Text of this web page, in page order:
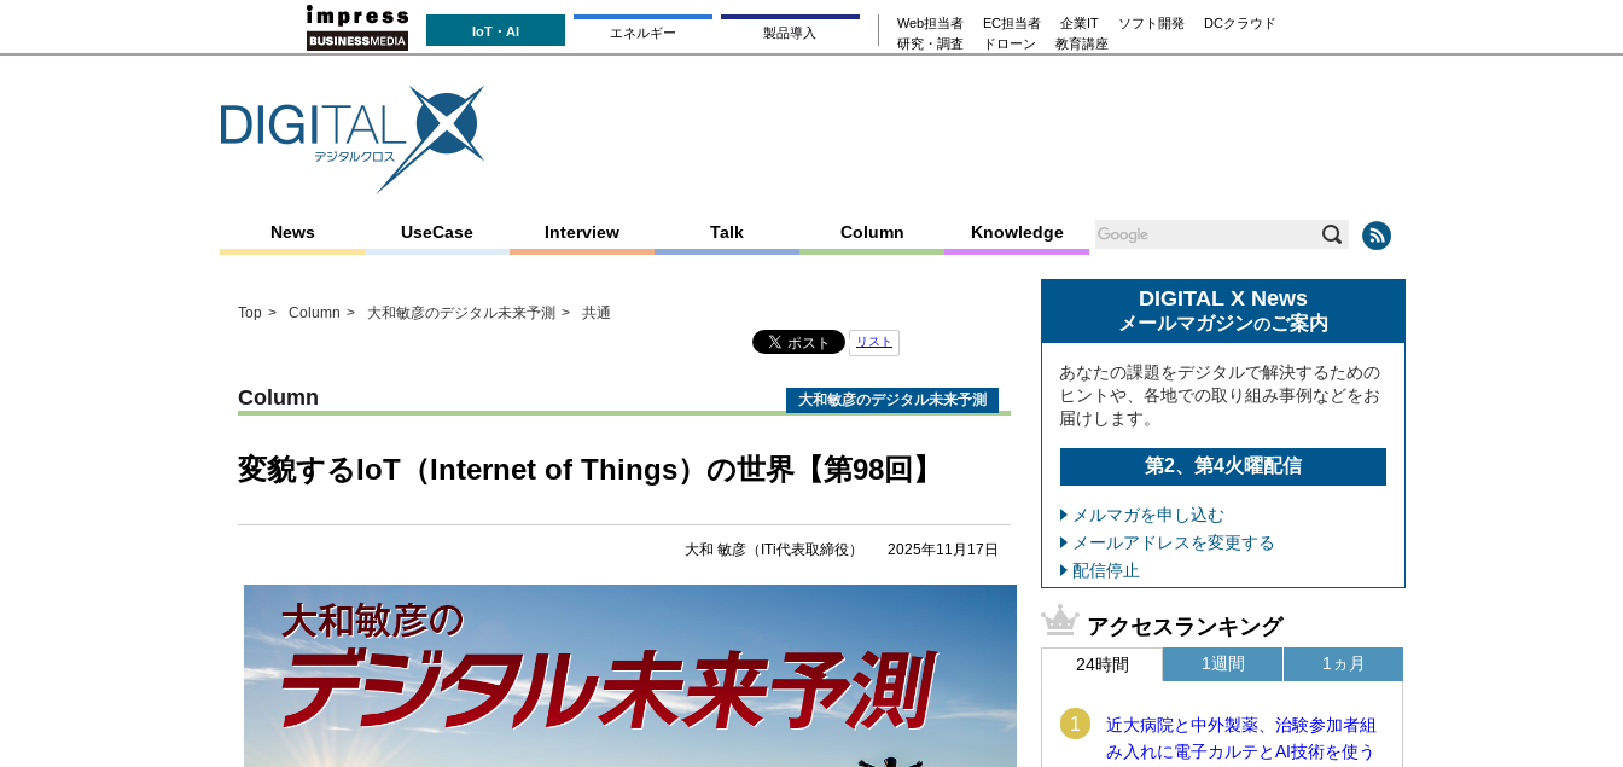
IoT・AI エネルギー 製品導入
Web担当者 EC担当者 企業IT ソフト開発
DCクラウド
研究・調査
ドローン 教育講座
News UseCase Interview Talk Column Knowledge
Top Column 大和敏彦のデジタル未来予測 共通
リスト
Column 大和敏彦のデジタル未来予測
変貌するIoT（Internet of Things）の世界【第98回】
大和 敏彦（ITi代表取締役） 2025年11月17日
DIGITAL X News
メールマガジンのご案内
あなたの課題をデジタルで解決するための
ヒントや、各地での取り組み事例などをお
届けします。
第2、第4火曜配信
メルマガを申し込む
メールアドレスを変更する
配信停止
アクセスランキング
24時間
1
近大病院と中外製薬、治験参加者組
み入れに電子カルテとAI技術を使う
1週間 1ヵ月